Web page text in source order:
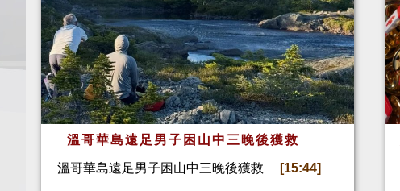
溫哥華島遠足男子困山中三晚後獲救
溫哥華島遠足男子困山中三晚後獲救 [15:44]